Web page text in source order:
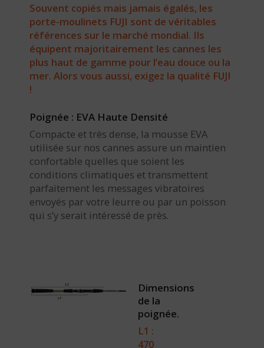
Souvent copiés mais jamais égalés, les
porte-moulinets FUJI sont de véritables
références sur le marché mondial. Ils
équipent majoritairement les cannes les
plus haut de gamme pour l’eau douce ou la
mer. Alors vous aussi, exigez la qualité FUJI
!
Poignée : EVA Haute Densité
Compacte et très dense, la mousse EVA
utilisée sur nos cannes assure un maintien
confortable quelles que soient les
conditions climatiques et transmettent
parfaitement les messages vibratoires
envoyés par votre leurre ou par un poisson
qui s’y serait intéressé de près.
Dimensions
de la
poignée.
L1 :
470